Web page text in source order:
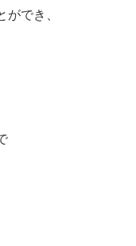
でき、